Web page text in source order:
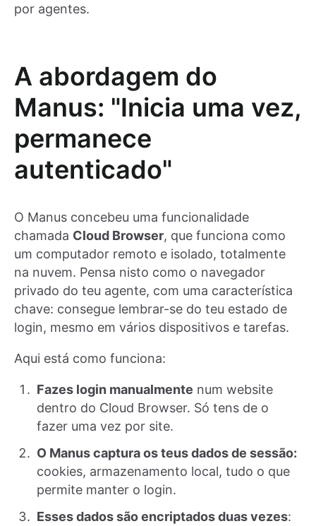
por agentes.
A abordagem do
Manus: "Inicia uma vez,
permanece
autenticado"
O Manus concebeu uma funcionalidade
chamada Cloud Browser, que funciona como
um computador remoto e isolado, totalmente
na nuvem. Pensa nisto como o navegador
privado do teu agente, com uma característica
chave: consegue lembrar-se do teu estado de
login, mesmo em vários dispositivos e tarefas.
Aqui está como funciona:
Fazes login manualmente num website
dentro do Cloud Browser. Só tens de o
fazer uma vez por site.
O Manus captura os teus dados de sessão:
cookies, armazenamento local, tudo o que
permite manter o login.
Esses dados são encriptados duas vezes: